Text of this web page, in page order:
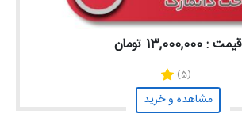
قیمت : 13,000,000 تومان
(5)
مشاهده و خرید